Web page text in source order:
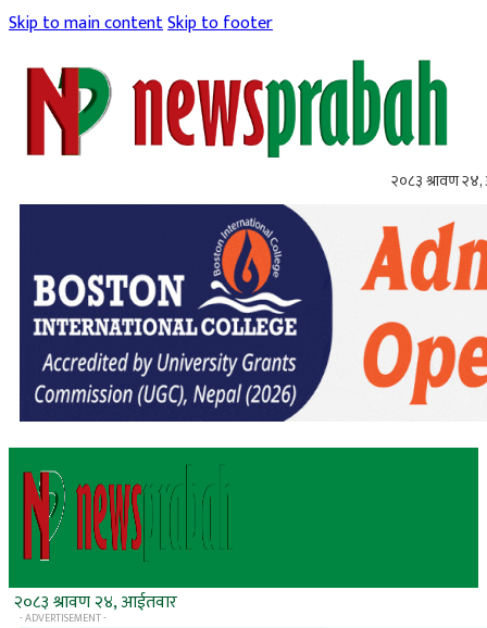
Skip to main contentSkip to footer
२०८३ श्रावण
२०८३ श्रावण २४, आईतवार
- ADVERTISEMENT -